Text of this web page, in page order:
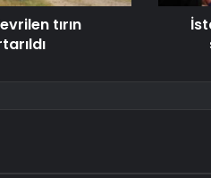
tırın